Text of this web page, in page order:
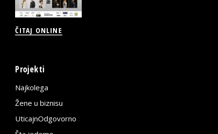
ČITAJ ONLINE
Projekti
Najkolega
Žene u biznisu
UticajnOdgovorno